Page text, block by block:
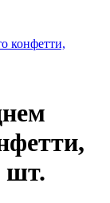
шт.